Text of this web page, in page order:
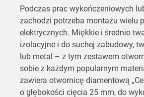
Podczas prac wykończeniowych
zachodzi potrzeba montażu wielu
elektrycznych. Miękkie i średnio
izolacyjne i do suchej zabudowy,
lub metal – z tym zestawem
sobie z każdym popularnym
zawiera otwornicę diamentową
o głębokości cięcia 25 mm, do